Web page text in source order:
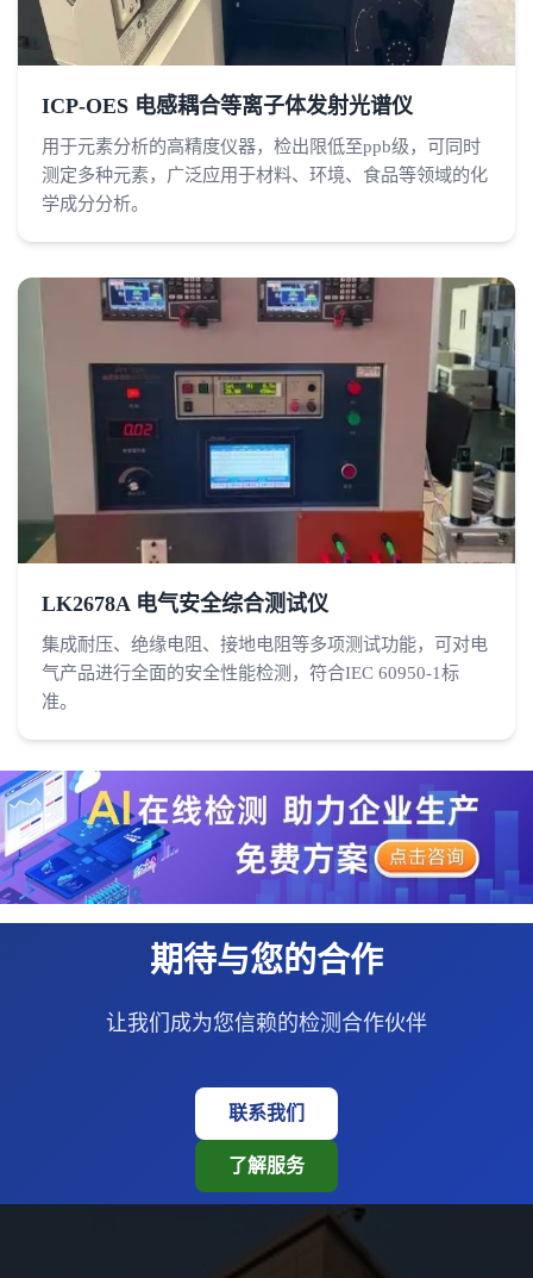
ICP-OES 电感耦合等离子体发射光谱仪
用于元素分析的高精度仪器，检出限低至ppb级，可同时
测定多种元素，广泛应用于材料、环境、食品等领域的化
学成分分析。
LK2678A 电气安全综合测试仪
集成耐压、绝缘电阻、接地电阻等多项测试功能，可对电
气产品进行全面的安全性能检测，符合IEC 60950-1标
准。
期待与您的合作
让我们成为您信赖的检测合作伙伴
联系我们
了解服务